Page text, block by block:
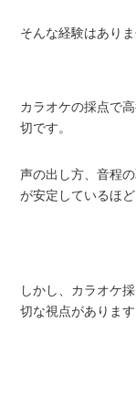
そんな経験はあり
カラオケの採点で
切です。
声の出し方、音程
が安定しているほ
しかし、カラオケ
切な視点があります